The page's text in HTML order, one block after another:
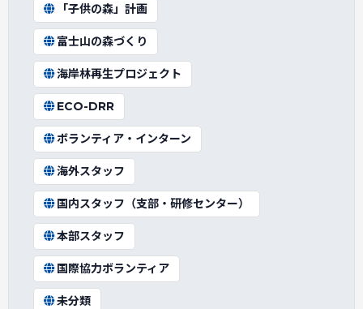
「子供の森」計画
富士山の森づくり
海岸林再生プロジェクト
ECO-DRR
ボランティア・インターン
海外スタッフ
国内スタッフ（支部・研修センター）
本部スタッフ
国際協力ボランティア
未分類